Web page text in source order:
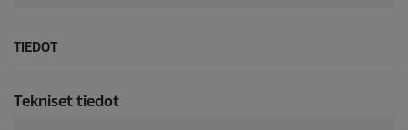
TIEDOT
Tekniset tiedot